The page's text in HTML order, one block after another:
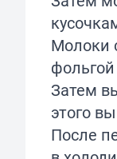
Молоки
Затем
этого
После